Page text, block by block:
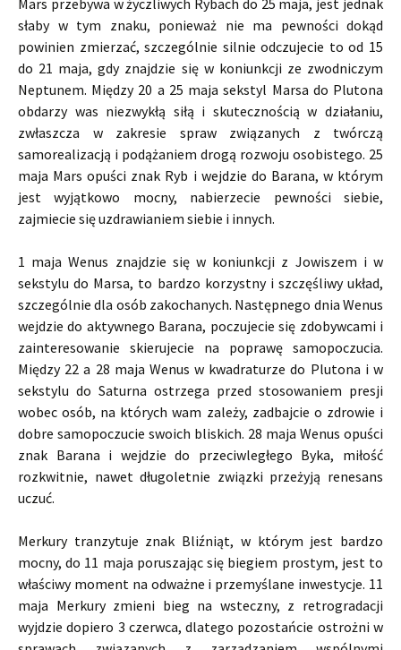
Mars przebywa w życzliwych Rybach do 25 maja, jest jednak
słaby w tym znaku, ponieważ nie ma pewności dokąd
powinien zmierzać, szczególnie silnie odczujecie to od 15
do 21 maja, gdy znajdzie się w koniunkcji ze zwodniczym
Neptunem. Między 20 a 25 maja sekstyl Marsa do Plutona
obdarzy was niezwykłą siłą i skutecznością w działaniu,
zwłaszcza w zakresie spraw związanych z twórczą
samorealizacją i podążaniem drogą rozwoju osobistego. 25
maja Mars opuści znak Ryb i wejdzie do Barana, w którym
jest wyjątkowo mocny, nabierzecie pewności siebie,
zajmiecie się uzdrawianiem siebie i innych.
1 maja Wenus znajdzie się w koniunkcji z Jowiszem i w
sekstylu do Marsa, to bardzo korzystny i szczęśliwy układ,
szczególnie dla osób zakochanych. Następnego dnia Wenus
wejdzie do aktywnego Barana, poczujecie się zdobywcami i
zainteresowanie skierujecie na poprawę samopoczucia.
Między 22 a 28 maja Wenus w kwadraturze do Plutona i w
sekstylu do Saturna ostrzega przed stosowaniem presji
wobec osób, na których wam zależy, zadbajcie o zdrowie i
dobre samopoczucie swoich bliskich. 28 maja Wenus opuści
znak Barana i wejdzie do przeciwległego Byka, miłość
rozkwitnie, nawet długoletnie związki przeżyją renesans
uczuć.
Merkury tranzytuje znak Bliźniąt, w którym jest bardzo
mocny, do 11 maja poruszając się biegiem prostym, jest to
właściwy moment na odważne i przemyślane inwestycje. 11
maja Merkury zmieni bieg na wsteczny, z retrogradacji
wyjdzie dopiero 3 czerwca, dlatego pozostańcie ostrożni w